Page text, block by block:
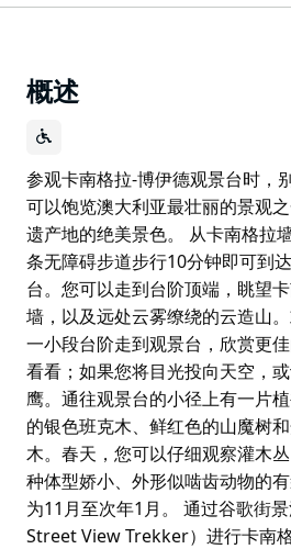
概述
参观卡南格拉-博伊德观景台时，
可以饱览澳大利亚最壮丽的景观
遗产地的绝美景色。 从卡南格拉
条无障碍步道步行10分钟即可到
台。您可以走到台阶顶端，眺望
墙，以及远处云雾缭绕的云造山
一小段台阶走到观景台，欣赏更
看看；如果您将目光投向天空，
鹰。通往观景台的小径上有一片
的银色班克木、鲜红色的山魔树
木。春天，您可以仔细观察灌木
种体型娇小、外形似啮齿动物的
为11月至次年1月。 通过谷歌街
Street View Trekker）进行卡南